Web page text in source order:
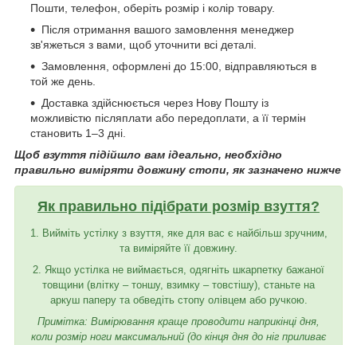
Пошти, телефон, оберіть розмір і колір товару.
Після отримання вашого замовлення менеджер
зв'яжеться з вами, щоб уточнити всі деталі.
Замовлення, оформлені до 15:00, відправляються в
той же день.
Доставка здійснюється через Нову Пошту із
можливістю післяплати або передоплати, а її термін
становить 1–3 дні.
Щоб взуття підійшло вам ідеально, необхідно
правильно виміряти довжину стопи, як зазначено нижче
Як правильно підібрати розмір взуття?
1. Вийміть устілку з взуття, яке для вас є найбільш зручним,
та виміряйте її довжину.
2. Якщо устілка не виймається, одягніть шкарпетку бажаної
товщини (влітку – тоншу, взимку – товстішу), станьте на
аркуш паперу та обведіть стопу олівцем або ручкою.
Примітка: Вимірювання краще проводити наприкінці дня,
коли розмір ноги максимальний (до кінця дня до ніг приливає